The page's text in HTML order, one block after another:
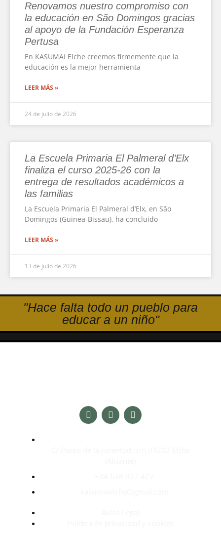
Renovamos nuestro compromiso con
la educación en São Domingos gracias
al apoyo de la Fundación Esperanza
Pertusa
En KASUMAI Elche creemos firmemente que la
educación es la mejor herramienta
LEER MÁS »
24 de julio de 2026
La Escuela Primaria El Palmeral d’Elx
finaliza el curso 2025-26 con la
entrega de resultados académicos a
las familias
La Escuela Primaria El Palmeral d’Elx, en São
Domingos (Guinea-Bissau), ha concluido
LEER MÁS »
13 de julio de 2026
"Hace falta todo un pueblo para
educar a un niño"